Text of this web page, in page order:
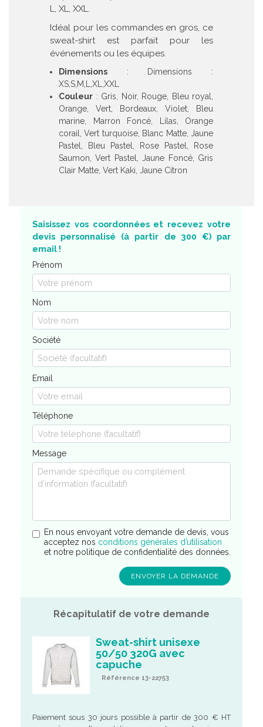
L, XL, XXL.
Idéal pour les commandes en gros, ce
sweat-shirt est parfait pour les
événements ou les équipes.
Dimensions : Dimensions :
XS,S,M,L,XL,XXL
Couleur : Gris, Noir, Rouge, Bleu royal,
Orange, Vert, Bordeaux, Violet, Bleu
marine, Marron Foncé, Lilas, Orange
corail, Vert turquoise, Blanc Matte, Jaune
Pastel, Bleu Pastel, Rose Pastel, Rose
Saumon, Vert Pastel, Jaune Foncé, Gris
Clair Matte, Vert Kaki, Jaune Citron
Saisissez vos coordonnées et recevez votre
devis personnalisé (à partir de 300 €) par
email !
Prénom
Nom
Société
Email
Téléphone
Message
En nous envoyant votre demande de devis, vous
acceptez nos conditions générales d’utilisation
et notre politique de confidentialité des données.
Récapitulatif de votre demande
Sweat-shirt unisexe
50/50 320G avec
capuche
Référence 13-22753
Paiement sous 30 jours possible à partir de 300 € HT